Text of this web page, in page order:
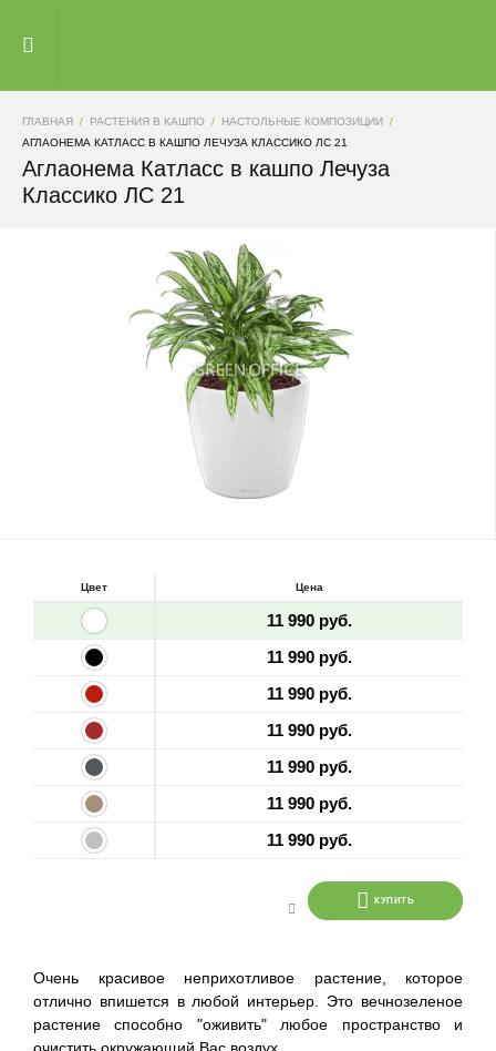
ГЛАВНАЯ РАСТЕНИЯ В КАШПО
НАСТОЛЬНЫЕ КОМПОЗИЦИИ
АГЛАОНЕМА КАТЛАСС В КАШПО ЛЕЧУЗА КЛАССИКО ЛС 21
Аглаонема Катласс в кашпо Лечуза
Классико ЛС 21
Цвет Цена
11 990 руб.
11 990 руб.
11 990 руб.
11 990 руб.
11 990 руб.
11 990 руб.
11 990 руб.
КУПИТЬ
Очень красивое неприхотливое растение, которое
отлично впишется в любой интерьер. Это вечнозеленое
растение способно "оживить" любое пространство и